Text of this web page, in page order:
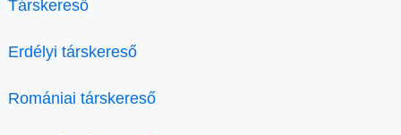
Társkereső
Erdélyi társkereső
Romániai társkereső